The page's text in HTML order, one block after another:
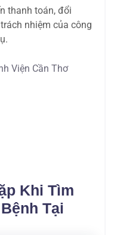
thanh toán, đổi
nhiệm của công
Khi Tìm
Tại